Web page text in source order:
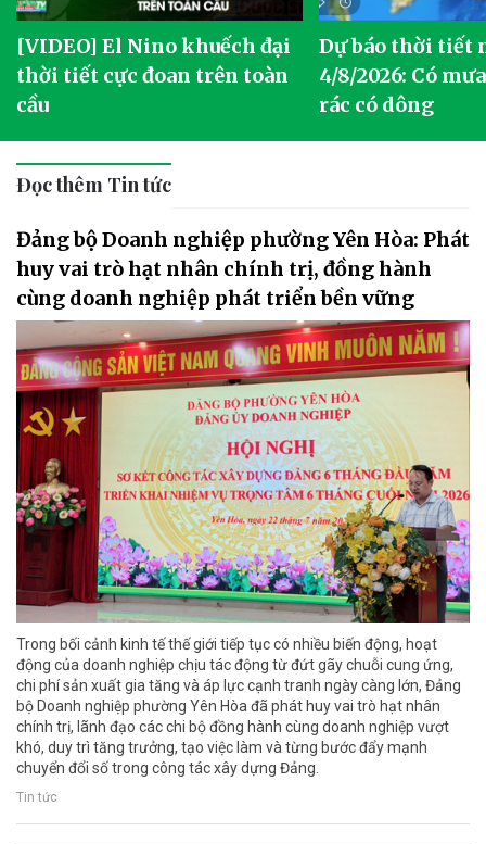
[VIDEO] El Nino khuếch đại
thời tiết cực đoan trên toàn
cầu
Dự báo thời tiết
4/8/2026: Có
rác có dông
Đọc thêm Tin tức
Đảng bộ Doanh nghiệp phường Yên Hòa: Phát
huy vai trò hạt nhân chính trị, đồng hành
cùng doanh nghiệp phát triển bền vững
Trong bối cảnh kinh tế thế giới tiếp tục có nhiều biến động, hoạt
động của doanh nghiệp chịu tác động từ đứt gãy chuỗi cung ứng,
chi phí sản xuất gia tăng và áp lực cạnh tranh ngày càng lớn, Đảng
bộ Doanh nghiệp phường Yên Hòa đã phát huy vai trò hạt nhân
chính trị, lãnh đạo các chi bộ đồng hành cùng doanh nghiệp vượt
khó, duy trì tăng trưởng, tạo việc làm và từng bước đẩy mạnh
chuyển đổi số trong công tác xây dựng Đảng.
Tin tức